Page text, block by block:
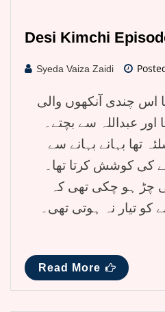
Desi Kimchi
Syeda Vaiza Zaidi
اس چندی آنکھوں والی
اور عبداللہ سے بچتے۔
تھا بہانے بہانے سے
کی کوشش کرتا تھا۔
چڑ ہو چکی تھی کہ
تیار نہ ہوتی تھی۔
Read More